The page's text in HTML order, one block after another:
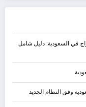
في السعودية: دليل شامل
وفق النظام الجديد